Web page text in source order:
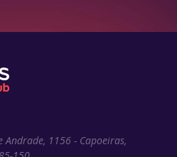
1156 - Capoeiras,